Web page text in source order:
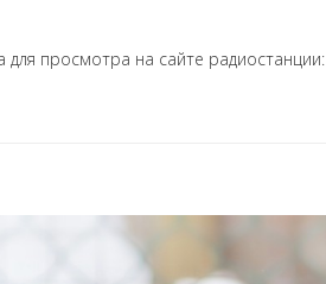
для просмотра на сайте радиостанции: